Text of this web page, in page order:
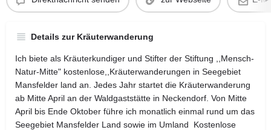
Details zur Kräuterwanderung
Ich biete als Kräuterkundiger und Stifter der Stiftung ,,Mensch-
Natur-Mitte" kostenlose,,Kräuterwanderungen in Seegebiet
Mansfelder land an. Jedes Jahr startet die Kräuterwanderung
ab Mitte April an der Waldgaststätte in Neckendorf. Von Mitte
April bis Ende Oktober führe ich monatlich einmal rund um das
Seegebiet Mansfelder Land sowie im Umland Kostenlose